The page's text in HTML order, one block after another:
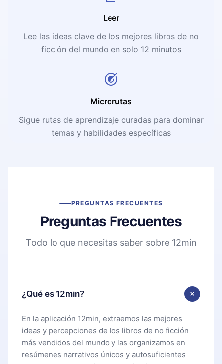
Leer
Lee las ideas clave de los mejores libros de no
ficción del mundo en solo 12 minutos
Microrutas
Sigue rutas de aprendizaje curadas para dominar
temas y habilidades específicas
PREGUNTAS FRECUENTES
Preguntas Frecuentes
Todo lo que necesitas saber sobre 12min
¿Qué es 12min?
En la aplicación 12min, extraemos las mejores
ideas y percepciones de los libros de no ficción
más vendidos del mundo y las organizamos en
resúmenes narrativos únicos y autosuficientes